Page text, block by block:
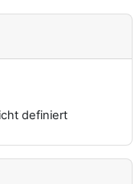
definiert